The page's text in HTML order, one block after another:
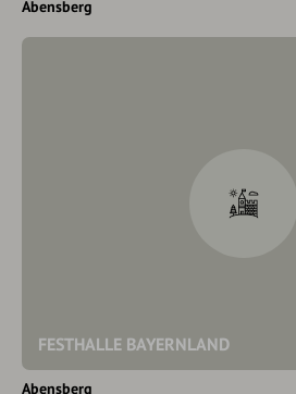
Abensberg
FESTHALLE BAYERNLAND
Abensberg